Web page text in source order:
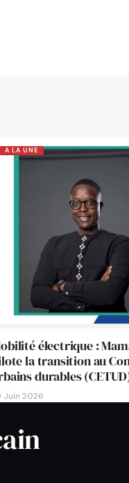
A LA UNE
électrique :
la transition au
durables
Juin 2026